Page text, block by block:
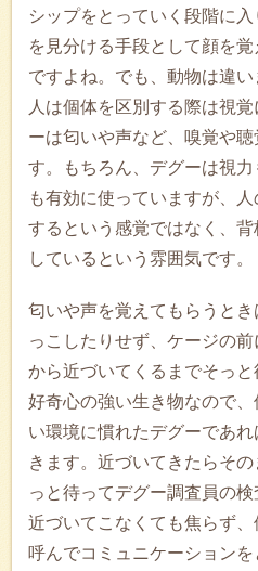
シップをとっていく段階に
を見分ける手段として顔を
ですよね。でも、動物は違い
人は個体を区別する際は視
ーは匂いや声など、嗅覚や
す。もちろん、デグーは視
も有効に使っていますが、
するという感覚ではなく、
しているという雰囲気です。
匂いや声を覚えてもらうと
っこしたりせず、ケージの
から近づいてくるまでそっと
好奇心の強い生き物なので
い環境に慣れたデグーであ
きます。近づいてきたらそ
っと待ってデグー調査員の検
近づいてこなくても焦らず
呼んでコミュニケーション